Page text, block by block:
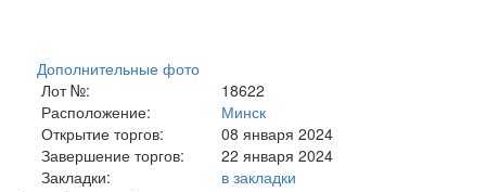
Дополнительные фото
Лот №:
18622
Расположение:
Минск
Открытие торгов:
08 января 2024
Завершение торгов:
22 января 2024
Закладки:
в закладки